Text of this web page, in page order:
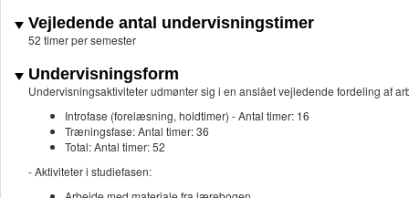
Vejledende antal undervisningstimer
52 timer per semester
Undervisningsform
Undervisningsaktiviteter udmønter sig i en anslået vejledende fordeling af
Introfase (forelæsning, holdtimer) - Antal timer: 16
Træningsfase: Antal timer: 36
Total: Antal timer: 52
- Aktiviteter i studiefasen: